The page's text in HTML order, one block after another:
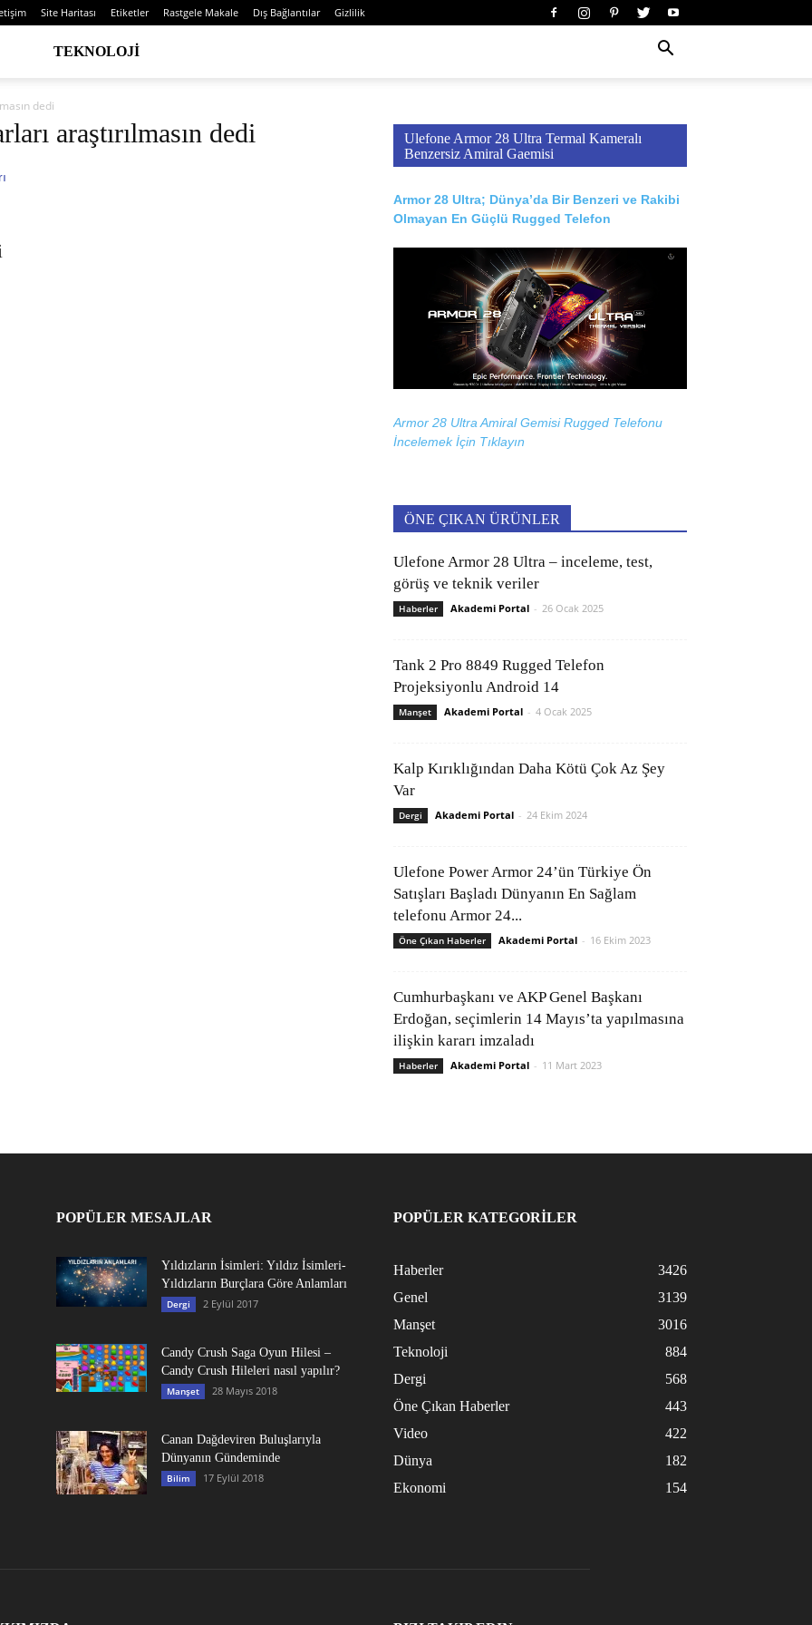
Site Haritası Etiketler Rastgele Makale Dış Bağlantılar Gizlilik
TEKNOLOJI
dedi
araştırılmasın dedi
Ulefone Armor 28 Ultra Termal Kameralı
Benzersiz Amiral Gaemisi
Armor 28 Ultra; Dünya’da Bir Benzeri ve Rakibi
Olmayan En Güçlü Rugged Telefon
Armor 28 Ultra Amiral Gemisi Rugged Telefonu
İncelemek İçin Tıklayın
ÖNE ÇIKAN ÜRÜNLER
Ulefone Armor 28 Ultra – inceleme, test,
görüş ve teknik veriler
Haberler Akademi Portal - 26 Ocak 2025
Tank 2 Pro 8849 Rugged Telefon
Projeksiyonlu Android 14
Manşet Akademi Portal - 4 Ocak 2025
Kalp Kırıklığından Daha Kötü Çok Az Şey
Var
Dergi Akademi Portal - 24 Ekim 2024
Ulefone Power Armor 24’ün Türkiye Ön
Satışları Başladı Dünyanın En Sağlam
telefonu Armor 24...
Öne Çıkan Haberler Akademi Portal - 16 Ekim 2023
Cumhurbaşkanı ve AKP Genel Başkanı
Erdoğan, seçimlerin 14 Mayıs’ta yapılmasına
ilişkin kararı imzaladı
Haberler Akademi Portal - 11 Mart 2023
POPÜLER MESAJLAR
Yıldızların İsimleri: Yıldız İsimleri-
Yıldızların Burçlara Göre Anlamları
Dergi 2 Eylül 2017
Candy Crush Saga Oyun Hilesi –
Candy Crush Hileleri nasıl yapılır?
Manşet 28 Mayıs 2018
Canan Dağdeviren Buluşlarıyla
Dünyanın Gündeminde
Bilim 17 Eylül 2018
POPÜLER KATEGORİLER
Haberler
3426
Genel
3139
Manşet
3016
Teknoloji
884
Dergi
568
Öne Çıkan Haberler
443
Video
422
Dünya
182
Ekonomi
154